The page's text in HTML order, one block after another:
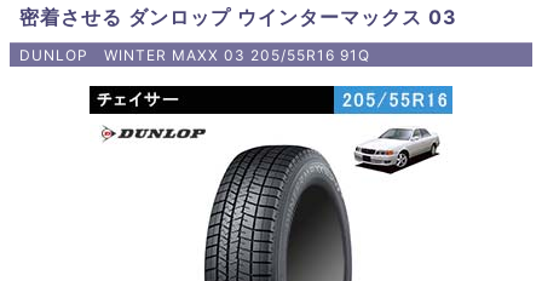
密着させる ダンロップ ウインターマックス 03
DUNLOP WINTER MAXX 03 205/55R16 91Q